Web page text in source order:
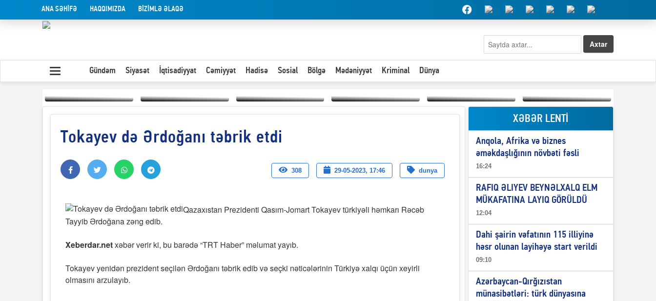
ANA SƏHİFƏ HAQQIMIZDA BİZİMLƏ ƏLAQƏ
Axtar
Gündəm Siyasət İqtisadiyyat Cəmiyyət Hadisə Sosial Bölgə Mədəniyyət Kriminal Dünya
Yaxın Şərqdəki
müharibənin qısa Olduğu kimi görünən
Paytaxta giriş vizası —
"Xoş gəldin, cibində
“Qeyri-səlis məntiq və
dil-nitq” elmimizə
Elşad Abdullayevin
erməniləri
maliyyələşdirən oğlu
niyə Azərbaycana
ekstradisiya olunmur?
Tokayev də Ərdoğanı təbrik etdi
308 29-05-2023, 17:46 dunya
Qazaxıstan Prezidenti Qasım-Jomart Tokayev türkiyəli həmkarı Rəcəb
Tayyib Ərdoğana zəng edib.
Xeberdar.netxəbər verir ki, bu barədə “TRT Haber” məlumat yayıb.
Tokayev yenidən prezident seçilən Ərdoğanı təbrik edib və seçki nəticələrinin Türkiyə xalqı üçün xeyirli
olmasını arzulayıb.
XƏBƏR LENTİ
Anqola, Afrika və biznes
əməkdaşlığının növbəti fəsli
16:24
RAFIQ ƏLIYEV BEYNƏLXALQ ELM
MÜKAFATINA LAYIQ GÖRÜLDÜ
12:04
Dahi şairin vəfatının 115 illiyinə
həsr olunan layihəyə start verildi
09:10
Azərbaycan-Qırğızıstan
münasibətləri: türk dünyasına